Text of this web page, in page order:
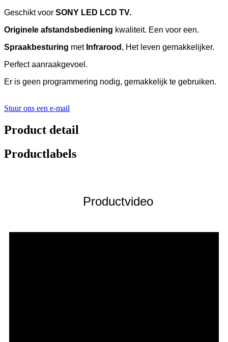
Geschikt voor SONY LED LCD TV.
Originele afstandsbediening kwaliteit. Een voor een.
Spraakbesturing metInfrarood , Het leven gemakkelijker.
Perfect aanraakgevoel.
Er is geen programmering nodig, gemakkelijk te gebruiken.
Stuur ons een e-mail
Product detail
Productlabels
Productvideo